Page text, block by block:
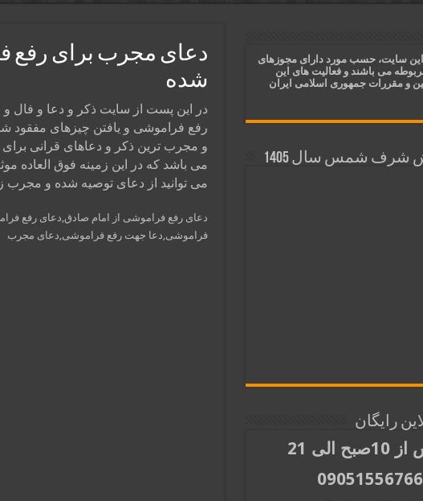
قویترین ذکر استجابت دعا و حاجت روایی | ذکر اسماء الحسنی برآورده شدن حاجت
دعای افزایش رزق و روزی و ثروتمند شدن | متن دعا و اذکار مجرب
دعای مجرب برای رفع
شده
رفع فراموشی و یافتن چیزهای مفقود
و مجرب ترین ذکر و دعاهای قرانی
می باشد که در این زمینه فوق العاده
می توانید از دعای توصیه شده و مجرب
دعای رفع فراموشی از امام صادق,دعای رفع
فراموشی,دعا جهت رفع فراموشی,دعای مجرب
سایت، حسب مورد دارای مجوزهای
می باشند و فعالیت های این
و مقررات جمهوری اسلامی ایران
شرف شمس سال 1405
رایگان
الی 21
09051556766